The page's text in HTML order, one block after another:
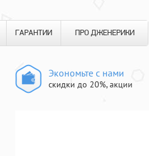
ГАРАНТИИ ПРО ДЖЕНЕРИКИ
Экономьте с нами
скидки до 20%, акции